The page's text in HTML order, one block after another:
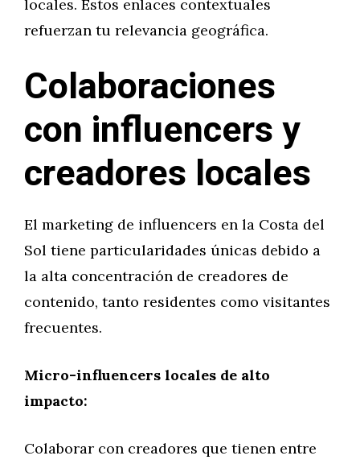
locales. Estos enlaces contextuales
refuerzan tu relevancia geográfica.
Colaboraciones
con influencers y
creadores locales
El marketing de influencers en la Costa del
Sol tiene particularidades únicas debido a
la alta concentración de creadores de
contenido, tanto residentes como visitantes
frecuentes.
Micro-influencers locales de alto
impacto:
Colaborar con creadores que tienen entre